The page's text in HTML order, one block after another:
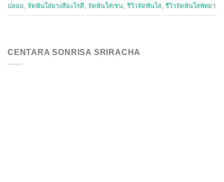
ปลอม จัดฟันใส่ยางสีอะไรดี จัดฟันใส่เชน รีวิวจัดฟันใส รีวิวจัดฟันใสพัทยา
CENTARA SONRISA SRIRACHA